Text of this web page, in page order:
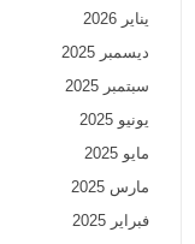
يناير 2026
ديسمبر 2025
سبتمبر 2025
يونيو 2025
مايو 2025
مارس 2025
فبراير 2025